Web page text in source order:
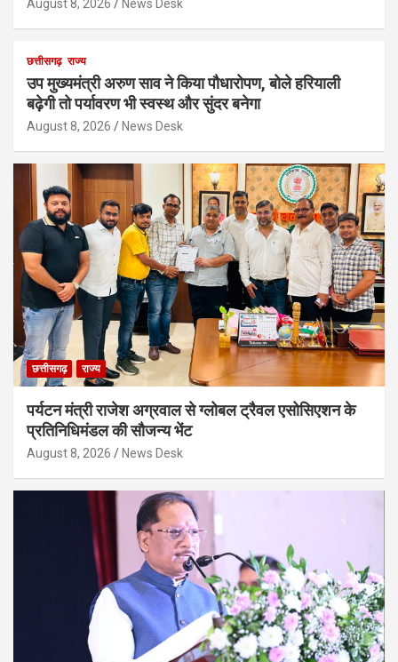
August 8, 2026 News Desk
छत्तीसगढ़ राज्य
उप मुख्यमंत्री अरुण साव ने किया पौधारोपण, बोले हरियाली
बढ़ेगी तो पर्यावरण भी स्वस्थ और सुंदर बनेगा
August 8, 2026 News Desk
छत्तीसगढ़ राज्य
पर्यटन मंत्री राजेश अग्रवाल से ग्लोबल ट्रैवल एसोसिएशन के
प्रतिनिधिमंडल की सौजन्य भेंट
August 8, 2026 News Desk